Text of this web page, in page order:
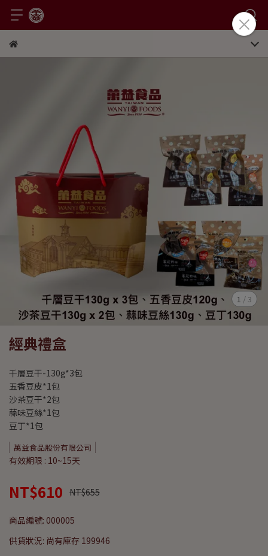
1 / 3
經典禮盒
千層豆干-130g*3包
五香豆皮*1包
沙茶豆干*2包
蒜味豆絲*1包
豆丁*1包
萬益食品股份有限公司
有效期限 : 10~15天
NT$610 NT$655
商品編號: 000005
供貨狀況: 尚有庫存 199946